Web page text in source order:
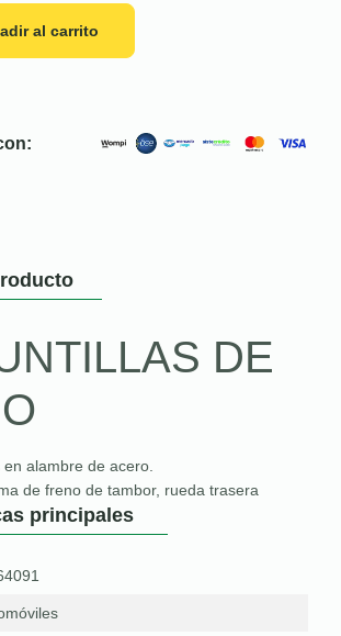
al carrito
DE
alambre de acero.
de freno de tambor, rueda trasera
principales